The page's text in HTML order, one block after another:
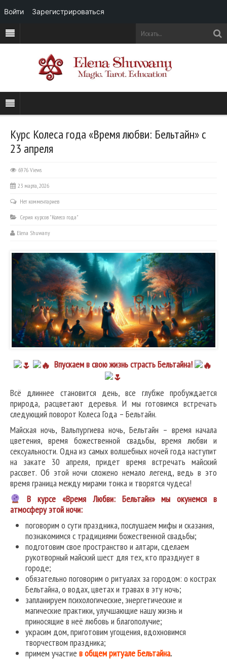
Курс Колеса года «Время любви: Бельтайн» с
23 апреля
6976 Views
23 марта, 2026
Нет комментариев
Серия курсов "Колесо года"
Elena Shuwany
Впускаем в свою жизнь страсть Бельтайна!
Всё длиннее становится день, все глубже пробуждается
природа, расцветают деревья. И мы готовимся встречать
следующий поворот Колеса Года – Бельтайн.
Майская ночь, Вальпургиева ночь, Бельтайн – время начала
цветения, время божественной свадьбы, время любви и
сексуальности. Одна из самых волшебных ночей года наступит
на закате 30 апреля, придет время встречать майский
рассвет. Об этой ночи сложено немало легенд, ведь в это
время граница между мирами тонка и творятся чудеса!
В курсе «Время Любви: Бельтайн» мы окунемся в
атмосферу этой ночи:
поговорим о сути праздника, послушаем мифы и сказания,
познакомимся с традициями божественной свадьбы;
подготовим свое пространство и алтари, сделаем
рукотворный майский шест для тех, кто празднует в
городе;
обязательно поговорим о ритуалах за городом: о кострах
Бельтайна, о водах, цветах и травах в эту ночь;
запланируем психологические, энергетические и
магические практики, улучшающие нашу жизнь и
приносящие в неё любовь и благополучие;
украсим дом, приготовим угощения, вдохновимся
творчеством праздника;
примем участие в общем ритуале Бельтайна.
Войти Зарегистрироваться